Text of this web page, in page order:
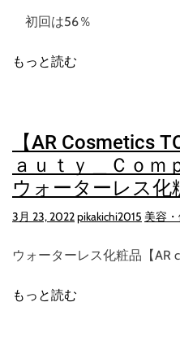
初回は56％
もっと読む
【AR Cosmetics
ａｕｔｙ＿Ｃｏｍ
ウォーターレス化
3月 23, 2022pikakichi2015 美容
ウォーターレス化粧品【AR
もっと読む